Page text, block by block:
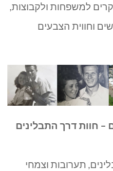
למשפחות ולקבוצות,
וחווית הצבעים
– חוות דרך התבלינים
תערובות וצמחי